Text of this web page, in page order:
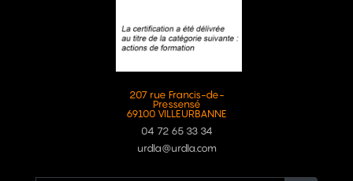
207 rue Francis-de-
Pressensé
69100 VILLEURBANNE
04 72 65 33 34
urdla@urdla.com